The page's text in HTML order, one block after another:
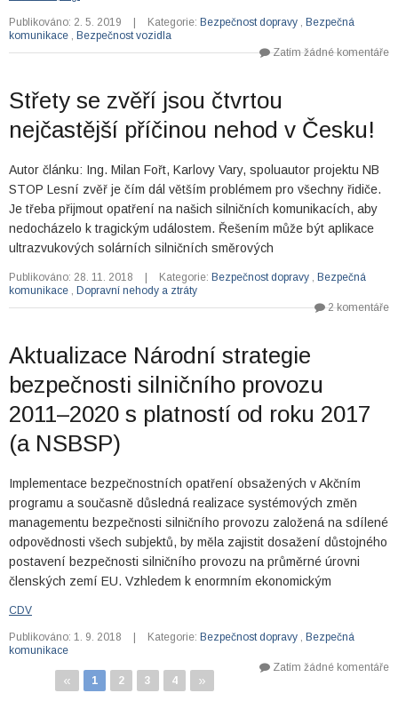
Publikováno: 2. 5. 2019 Kategorie: Bezpečnost dopravy , Bezpečná
komunikace , Bezpečnost vozidla
Zatím žádné komentáře
Střety se zvěří jsou čtvrtou
nejčastější příčinou nehod v Česku!
Autor článku: Ing. Milan Fořt, Karlovy Vary, spoluautor projektu NB
STOP Lesní zvěř je čím dál větším problémem pro všechny řidiče.
Je třeba přijmout opatření na našich silničních komunikacích, aby
nedocházelo k tragickým událostem. Řešením může být aplikace
ultrazvukových solárních silničních směrových
Publikováno: 28. 11. 2018 Kategorie: Bezpečnost dopravy , Bezpečná
komunikace , Dopravní nehody a ztráty
2 komentáře
Aktualizace Národní strategie
bezpečnosti silničního provozu
2011–2020 s platností od roku 2017
(a NSBSP)
Implementace bezpečnostních opatření obsažených v Akčním
programu a současně důsledná realizace systémových změn
managementu bezpečnosti silničního provozu založená na sdílené
odpovědnosti všech subjektů, by měla zajistit dosažení důstojného
postavení bezpečnosti silničního provozu na průměrné úrovni
členských zemí EU. Vzhledem k enormním ekonomickým
CDV
Publikováno: 1. 9. 2018 Kategorie: Bezpečnost dopravy , Bezpečná
komunikace
Zatím žádné komentáře
« 1 2 3 4 »